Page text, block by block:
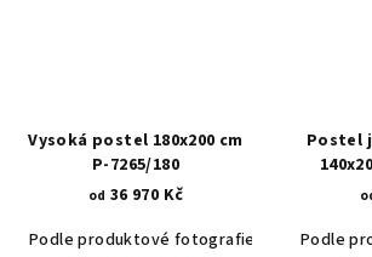
Vysoká postel 180x200 cm
P-7265/180
od 36 970 Kč
Podle produktové fotografie
Akát
Postel
Podle